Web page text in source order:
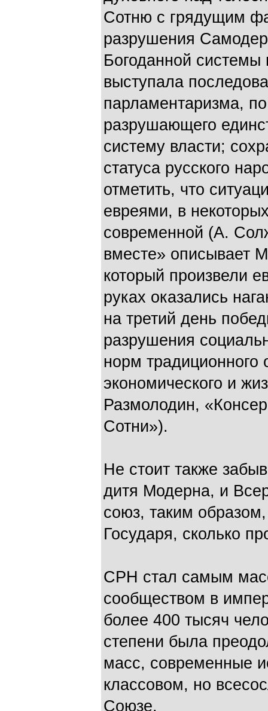
Сотню с грядущим
разрушения
Богоданной системы
выступала
парламентаризма,
разрушающего
систему власти;
статуса русского
отметить, что
евреями, в
современной (А.
вместе» описывает
который произвели
руках оказались
на третий день
разрушения
норм
экономического и
Размолодин,
Сотни»).
Не стоит также
дитя Модерна, и
союз, таким
Государя, сколько
СРН стал самым
сообществом в
более 400 тысяч
степени была
масс, современные
классовом, но
Союзе.